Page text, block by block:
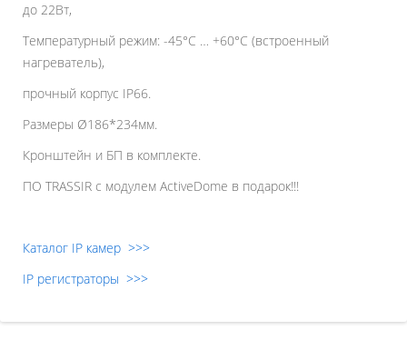
до 22Вт,
Температурный режим: -45°C … +60°C (встроенный
нагреватель),
прочный корпус IP66.
Размеры Ø186*234мм.
Кронштейн и БП в комплекте.
ПО TRASSIR с модулем ActiveDome в подарок!!!
Каталог IP камер >>>
IP регистраторы >>>